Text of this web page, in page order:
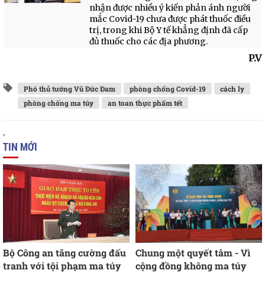
nhận được nhiều ý kiến phản ánh người
mắc Covid-19 chưa được phát thuốc điều
trị, trong khi Bộ Y tế khẳng định đã cấp
đủ thuốc cho các địa phương.
P.V
Phó thủ tướng Vũ Đức Đam phòng chống Covid-19
cách ly
phòng chống ma túy
an toan thực phẩm tết
TIN MỚI
Bộ Công an tăng cường đấu
tranh với tội phạm ma túy
Chung một quyết tâm - Vì
cộng đồng không ma túy